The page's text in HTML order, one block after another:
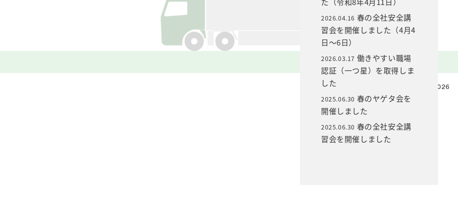
2026.04.16 春の全社安全講
習会を開催しました（4月4
日～6日）
2026.03.17 働きやすい職場
認証（一つ星）を取得しま
した
2025.06.30 春のヤゲタ会を
開催しました
2025.06.30 春の全社安全講
習会を開催しました
©Copyright Yageta Inc. 2026